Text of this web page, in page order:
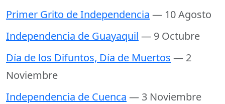
Primer Grito de Independencia — 10 Agosto
Independencia de Guayaquil — 9 Octubre
Día de los Difuntos, Día de Muertos — 2
Noviembre
Independencia de Cuenca — 3 Noviembre